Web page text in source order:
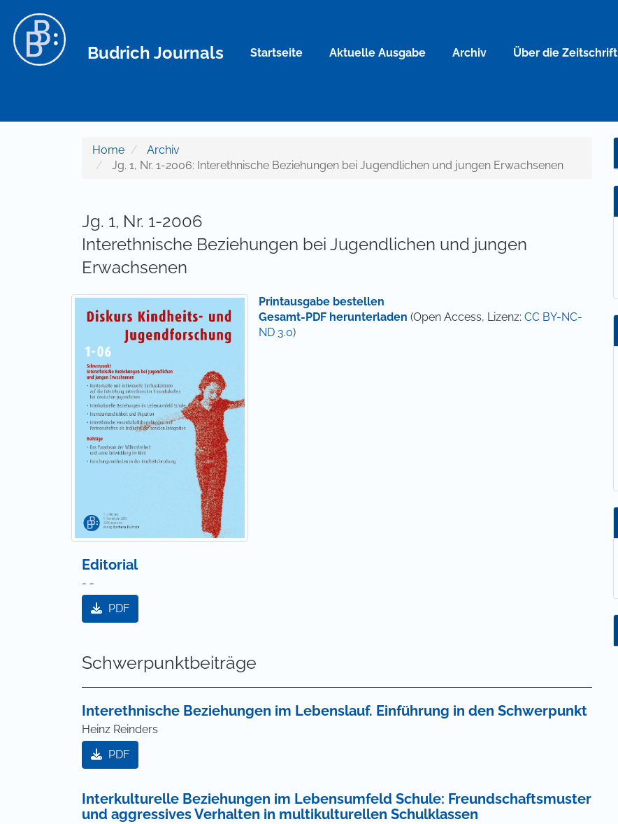
Hauptinhalt
Sidebar
Budrich Journals Startseite Aktuelle Ausgabe Archiv Über die Zeitschrift
Home
Archiv
Jg. 1, Nr. 1-2006: Interethnische Beziehungen bei Jugendlichen und jungen Erwachsenen
Jg. 1, Nr. 1-2006
Interethnische Beziehungen bei Jugendlichen und jungen
Erwachsenen
Printausgabe bestellen
Gesamt-PDF herunterladen (Open Access, Lizenz:CC BY-NC-
ND 3.0)
Editorial
- -
PDF
Schwerpunktbeiträge
Interethnische Beziehungen im Lebenslauf. Einführung in den Schwerpunkt
Heinz Reinders
PDF
Interkulturelle Beziehungen im Lebensumfeld Schule: Freundschaftsmuster
und aggressives Verhalten in multikulturellen Schulklassen